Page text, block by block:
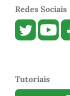
Redes Sociais
Tutoriais